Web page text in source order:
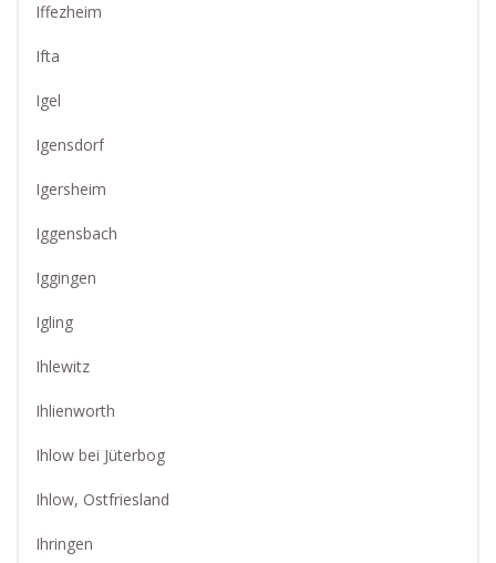
Iffezheim
Ifta
Igel
Igensdorf
Igersheim
Iggensbach
Iggingen
Igling
Ihlewitz
Ihlienworth
Ihlow bei Jüterbog
Ihlow, Ostfriesland
Ihringen